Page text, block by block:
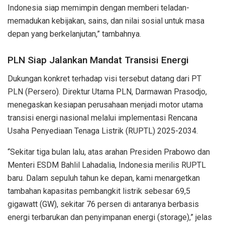
Indonesia siap memimpin dengan memberi teladan-
memadukan kebijakan, sains, dan nilai sosial untuk masa
depan yang berkelanjutan,” tambahnya.
PLN Siap Jalankan Mandat Transisi Energi
Dukungan konkret terhadap visi tersebut datang dari PT
PLN (Persero). Direktur Utama PLN, Darmawan Prasodjo,
menegaskan kesiapan perusahaan menjadi motor utama
transisi energi nasional melalui implementasi Rencana
Usaha Penyediaan Tenaga Listrik (RUPTL) 2025-2034.
“Sekitar tiga bulan lalu, atas arahan Presiden Prabowo dan
Menteri ESDM Bahlil Lahadalia, Indonesia merilis RUPTL
baru. Dalam sepuluh tahun ke depan, kami menargetkan
tambahan kapasitas pembangkit listrik sebesar 69,5
gigawatt (GW), sekitar 76 persen di antaranya berbasis
energi terbarukan dan penyimpanan energi (storage),” jelas